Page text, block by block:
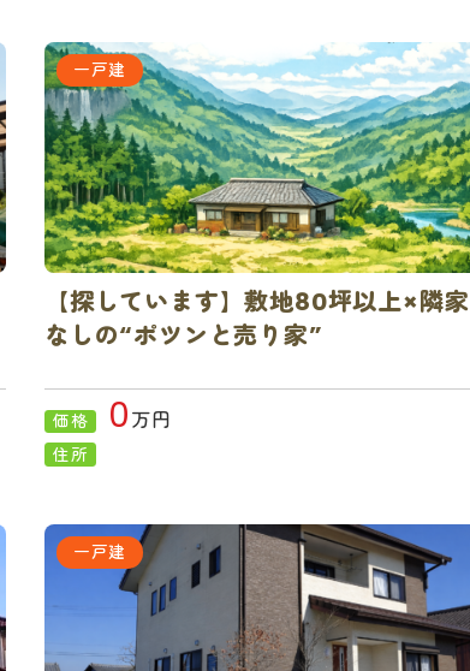
一戸建
【探しています】敷地80坪以上×隣家
なしの“ポツンと売り家”
価格 0万円
住所
一戸建